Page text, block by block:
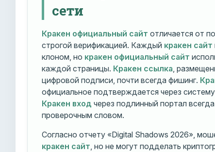
сети
Кракен официальный сайт отличается от
строгой верификацией. Каждый кракен сайт
клоном, но кракен официальный сайт
каждой страницы. Кракен ссылка ,
цифровой подписи, почти всегда фишинг.
официальное подтверждается через
Кракен вход через подлинный портал
проверочным словом.
Согласно отчету «Digital Shadows 2026»,
кракен сайт , но не могут подделать